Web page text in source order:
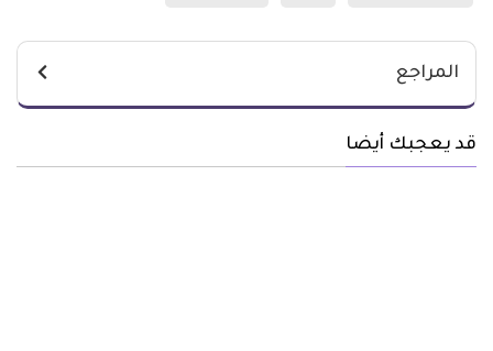
المراجع
قد يعجبك أيضا